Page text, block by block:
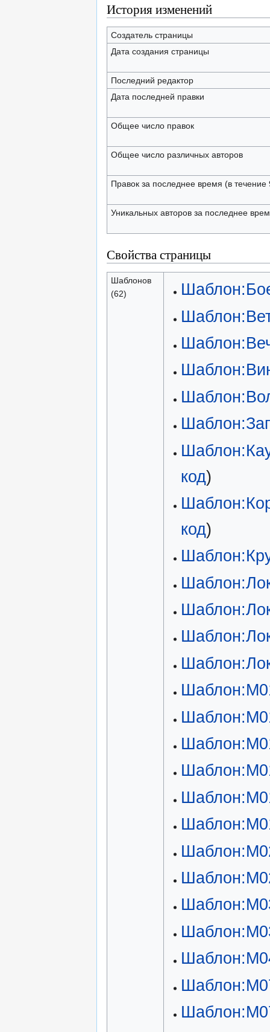
История изменений
Создатель страницы
Дата создания страницы
Последний редактор
Дата последней правки
Общее число правок
Общее число различных авторов
Правок за последнее время (в течение
Уникальных авторов за последнее
Свойства страницы
Шаблонов
(62)
код)
код)